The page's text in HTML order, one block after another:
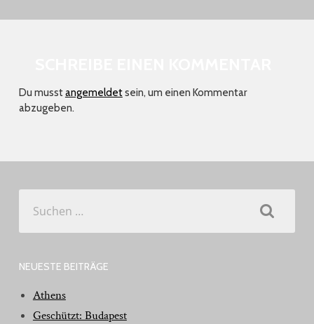
Du musstangemeldetsein, um einen Kommentar
abzugeben.
nach:
NEUESTE BEITRÄGE
Athens
Geschützt: Budapest